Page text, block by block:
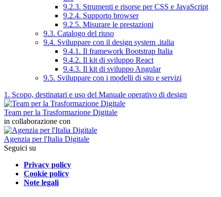
9.2.3. Strumenti e risorse per CSS e JavaScript
9.2.4. Supporto browser
9.2.5. Misurare le prestazioni
9.3. Catalogo del riuso
9.4. Sviluppare con il design system .italia
9.4.1. Il framework Bootstrap Italia
9.4.2. Il kit di sviluppo React
9.4.3. Il kit di sviluppo Angular
9.5. Sviluppare con i modelli di sito e servizi
1. Scopo, destinatari e uso del Manuale operativo di design
Team per la Trasformazione Digitale
in collaborazione con
Agenzia per l'Italia Digitale
Seguici su
Privacy policy
Cookie policy
Note legali